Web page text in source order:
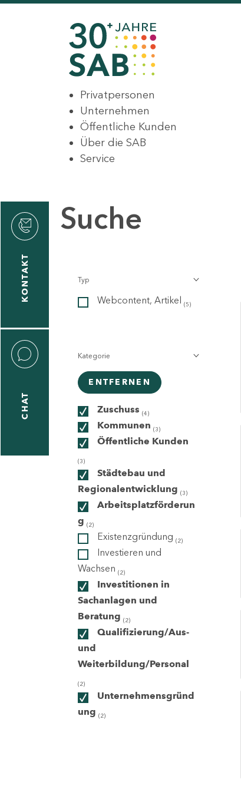
Privatpersonen
Unternehmen
Öffentliche Kunden
Über die SAB
Service
KONTAKT
CHAT
Suche
Typ
Webcontent, Artikel (5)
Kategorie
ENTFERNEN
Zuschuss (4)
Kommunen (3)
Öffentliche Kunden
(3)
Städtebau und
Regionalentwicklung (3)
Arbeitsplatzförderun
g (2)
Existenzgründung (2)
Investieren und
Wachsen (2)
Investitionen in
Sachanlagen und
Beratung (2)
Qualifizierung/Aus-
und
Weiterbildung/Personal
(2)
Unternehmensgründ
ung (2)